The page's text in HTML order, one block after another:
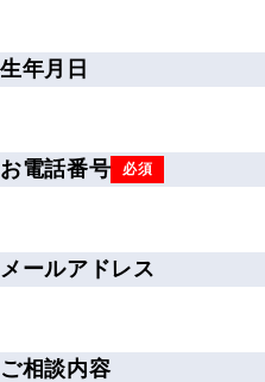
生年月日
お電話番号 必須
メールアドレス
ご相談内容